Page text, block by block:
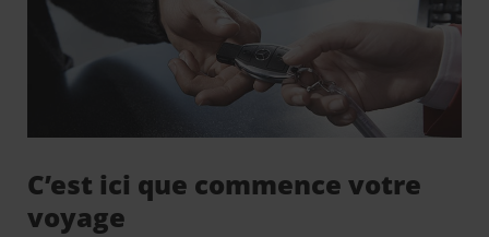
C’est ici que commence votre
voyage